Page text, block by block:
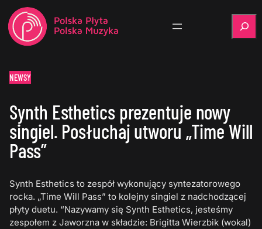
NEWSY
Synth Esthetics prezentuje nowy
singiel. Posłuchaj utworu „Time Will
Pass”
Synth Esthetics to zespół wykonujący syntezatorowego
rocka. „Time Will Pass” to kolejny singiel z nadchodzącej
płyty duetu. “Nazywamy się Synth Esthetics, jesteśmy
zespołem z Jaworzna w składzie: Brigitta Wierzbik (wokal)